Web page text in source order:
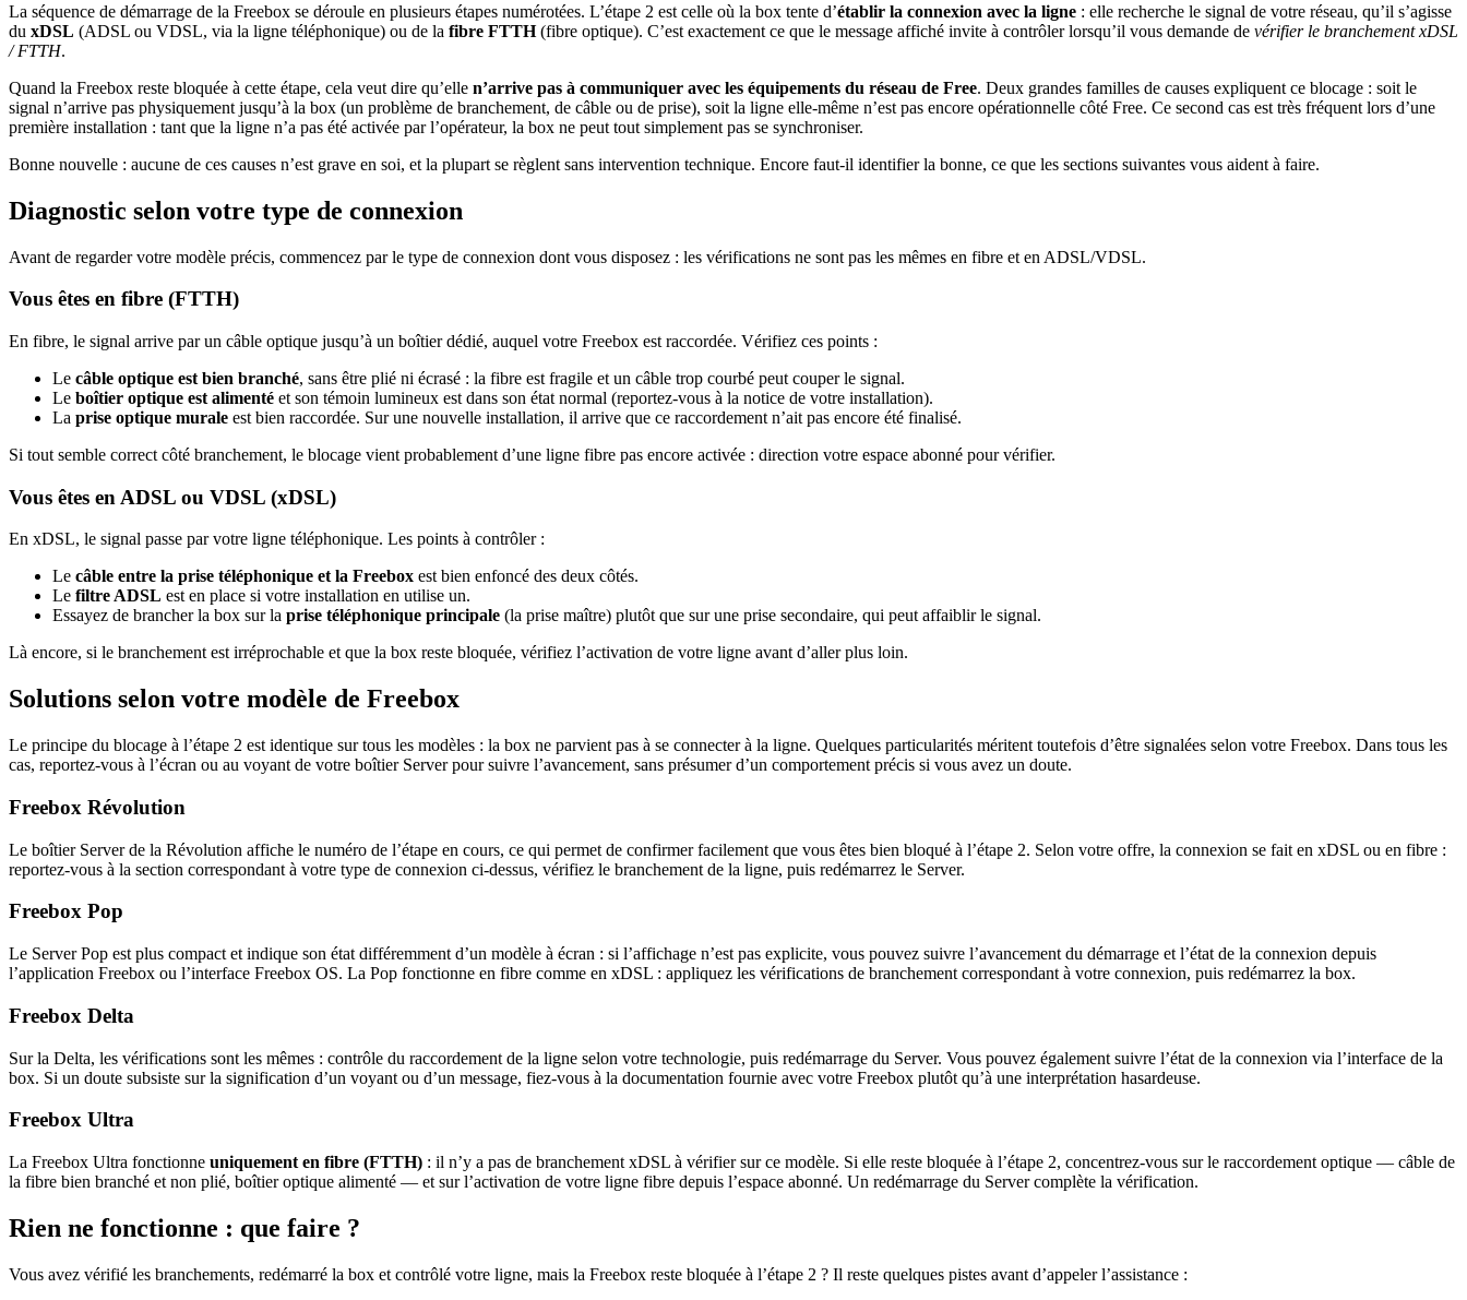
La séquence de démarrage de la Freebox se déroule en plusieurs étapes numérotées. L’étape 2 est celle où la box tente d’établir la connexion avec la ligne : elle recherche le signal de votre réseau, qu’il s’agisse
du xDSL (ADSL ou VDSL, via la ligne téléphonique) ou de la fibre FTTH(fibre optique). C’est exactement ce que le message affiché invite à contrôler lorsqu’il vous demande de vérifier le branchement xDSL
/ FTTH.
Quand la Freebox reste bloquée à cette étape, cela veut dire qu’elle n’arrive pas à communiquer avec les équipements du réseau de Free. Deux grandes familles de causes expliquent ce blocage : soit le
signal n’arrive pas physiquement jusqu’à la box (un problème de branchement, de câble ou de prise), soit la ligne elle-même n’est pas encore opérationnelle côté Free. Ce second cas est très fréquent lors d’une
première installation : tant que la ligne n’a pas été activée par l’opérateur, la box ne peut tout simplement pas se synchroniser.
Bonne nouvelle : aucune de ces causes n’est grave en soi, et la plupart se règlent sans intervention technique. Encore faut-il identifier la bonne, ce que les sections suivantes vous aident à faire.
Diagnostic selon votre type de connexion
Avant de regarder votre modèle précis, commencez par le type de connexion dont vous disposez : les vérifications ne sont pas les mêmes en fibre et en ADSL/VDSL.
Vous êtes en fibre (FTTH)
En fibre, le signal arrive par un câble optique jusqu’à un boîtier dédié, auquel votre Freebox est raccordée. Vérifiez ces points :
Le câble optique est bien branché, sans être plié ni écrasé : la fibre est fragile et un câble trop courbé peut couper le signal.
Le boîtier optique est alimenté et son témoin lumineux est dans son état normal (reportez-vous à la notice de votre installation).
La prise optique murale est bien raccordée. Sur une nouvelle installation, il arrive que ce raccordement n’ait pas encore été finalisé.
Si tout semble correct côté branchement, le blocage vient probablement d’une ligne fibre pas encore activée : direction votre espace abonné pour vérifier.
Vous êtes en ADSL ou VDSL (xDSL)
En xDSL, le signal passe par votre ligne téléphonique. Les points à contrôler :
Le câble entre la prise téléphonique et la Freebox est bien enfoncé des deux côtés.
Le filtre ADSL est en place si votre installation en utilise un.
Essayez de brancher la box sur la prise téléphonique principale (la prise maître) plutôt que sur une prise secondaire, qui peut affaiblir le signal.
Là encore, si le branchement est irréprochable et que la box reste bloquée, vérifiez l’activation de votre ligne avant d’aller plus loin.
Solutions selon votre modèle de Freebox
Le principe du blocage à l’étape 2 est identique sur tous les modèles : la box ne parvient pas à se connecter à la ligne. Quelques particularités méritent toutefois d’être signalées selon votre Freebox. Dans tous les
cas, reportez-vous à l’écran ou au voyant de votre boîtier Server pour suivre l’avancement, sans présumer d’un comportement précis si vous avez un doute.
Freebox Révolution
Le boîtier Server de la Révolution affiche le numéro de l’étape en cours, ce qui permet de confirmer facilement que vous êtes bien bloqué à l’étape 2. Selon votre offre, la connexion se fait en xDSL ou en fibre :
reportez-vous à la section correspondant à votre type de connexion ci-dessus, vérifiez le branchement de la ligne, puis redémarrez le Server.
Freebox Pop
Le Server Pop est plus compact et indique son état différemment d’un modèle à écran : si l’affichage n’est pas explicite, vous pouvez suivre l’avancement du démarrage et l’état de la connexion depuis
l’application Freebox ou l’interface Freebox OS. La Pop fonctionne en fibre comme en xDSL : appliquez les vérifications de branchement correspondant à votre connexion, puis redémarrez la box.
Freebox Delta
Sur la Delta, les vérifications sont les mêmes : contrôle du raccordement de la ligne selon votre technologie, puis redémarrage du Server. Vous pouvez également suivre l’état de la connexion via l’interface de la
box. Si un doute subsiste sur la signification d’un voyant ou d’un message, fiez-vous à la documentation fournie avec votre Freebox plutôt qu’à une interprétation hasardeuse.
Freebox Ultra
La Freebox Ultra fonctionne uniquement en fibre (FTTH) : il n’y a pas de branchement xDSL à vérifier sur ce modèle. Si elle reste bloquée à l’étape 2, concentrez-vous sur le raccordement optique — câble de
la fibre bien branché et non plié, boîtier optique alimenté — et sur l’activation de votre ligne fibre depuis l’espace abonné. Un redémarrage du Server complète la vérification.
Rien ne fonctionne : que faire ?
Vous avez vérifié les branchements, redémarré la box et contrôlé votre ligne, mais la Freebox reste bloquée à l’étape 2 ? Il reste quelques pistes avant d’appeler l’assistance :